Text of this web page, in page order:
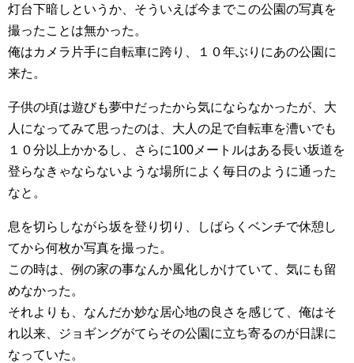
灯台下暗しというか、そういえば今までこの公園の写真を
撮ったことは無かった。
俺はカメラ片手に自転車に跨り、１０年ぶりにあの公園に
来た。
子供の頃は遊びも夢中だったから気にならなかったが、大
人になってみて思ったのは、大人の足で自転車を漕いでも
１０分以上かかるし、さらに100メートルはある長い坂道を
登らなきゃならないような場所によく毎日のように通った
なと。
息を切らしながら坂を登り切り、しばらくベンチで休憩し
てから何枚か写真を撮った。
この時は、例の家の事なんか風化しかけていて、気にも留
めなかった。
それよりも、なんだか妙な居心地の良さを感じて、俺はそ
れ以来、ジョギングがてらその公園に立ち寄るのが日課に
なっていた。